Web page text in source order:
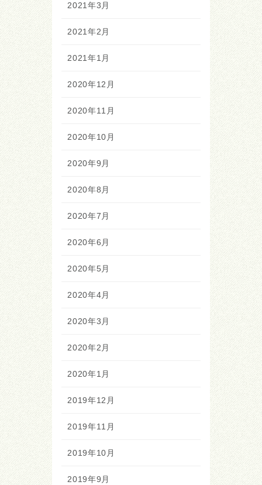
2021年3月
2021年2月
2021年1月
2020年12月
2020年11月
2020年10月
2020年9月
2020年8月
2020年7月
2020年6月
2020年5月
2020年4月
2020年3月
2020年2月
2020年1月
2019年12月
2019年11月
2019年10月
2019年9月